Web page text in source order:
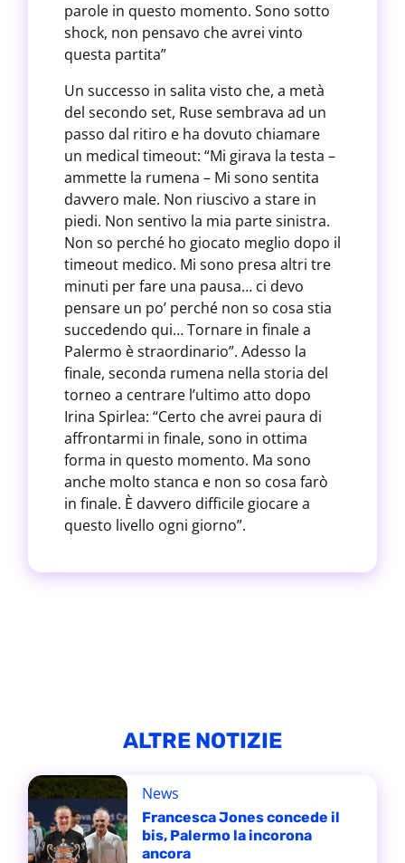
parole in questo momento. Sono sotto
shock, non pensavo che avrei vinto
questa partita”
Un successo in salita visto che, a metà
del secondo set, Ruse sembrava ad un
passo dal ritiro e ha dovuto chiamare
un medical timeout: “Mi girava la testa –
ammette la rumena – Mi sono sentita
davvero male. Non riuscivo a stare in
piedi. Non sentivo la mia parte sinistra.
Non so perché ho giocato meglio dopo il
timeout medico. Mi sono presa altri tre
minuti per fare una pausa… ci devo
pensare un po’ perché non so cosa stia
succedendo qui… Tornare in finale a
Palermo è straordinario”. Adesso la
finale, seconda rumena nella storia del
torneo a centrare l’ultimo atto dopo
Irina Spirlea: “Certo che avrei paura di
affrontarmi in finale, sono in ottima
forma in questo momento. Ma sono
anche molto stanca e non so cosa farò
in finale. È davvero difficile giocare a
questo livello ogni giorno”.
ALTRE NOTIZIE
News
Francesca Jones concede il
bis, Palermo la incorona
ancora